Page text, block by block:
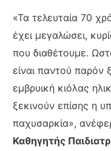
«Τα τελευταία 70
έχει μεγαλώσει,
που διαθέτουμε.
είναι παντού παρόν
εμβρυική κιόλας
ξεκινούν επίσης η
παχυσαρκία»,
Καθηγητής